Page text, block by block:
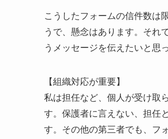
こうしたフォームの信件数は
うで、懸念はあります。それ
うメッセージを伝えたいと思
【組織対応が重要】
私は担任など、個人が受け取
す。保護者に言えない、担任
す。その他の第三者でも、フ